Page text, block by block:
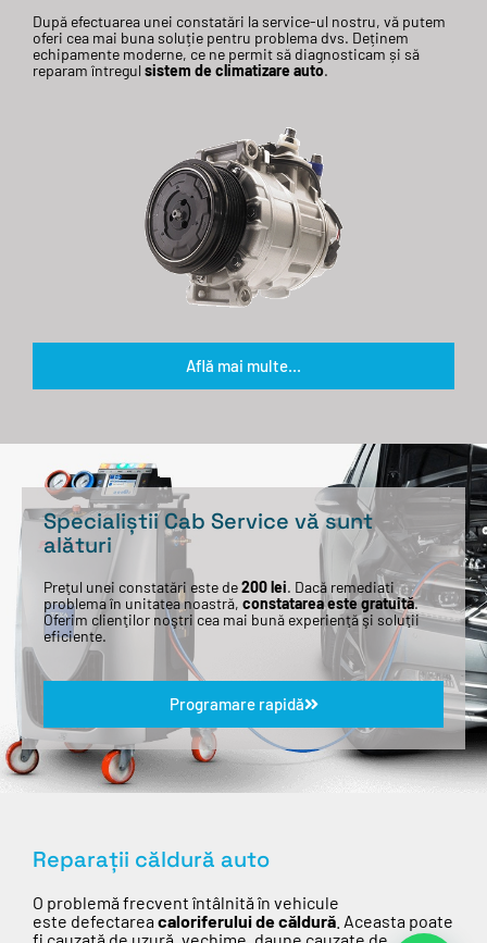
După efectuarea unei constatări laservice-ul nostru, vă putem
oferi cea mai bunasoluție pentru problema dvs. Deținem
echipamente moderne, ce ne permitsă diagnosticam și să
reparam întregul sistem de climatizare auto.
Află mai multe...
Specialiștii Cab Service vă sunt
alături
Preţul unei constatări este de200 lei. Dacă remediati
problema în unitatea noastră, constatarea este gratuită.
Oferim clienţilor noştri cea mai bună experienţă şi soluţii
eficiente.
Programare rapidă
Reparații căldură auto
O problemă frecventîntâlnită în vehicule
este defectarea caloriferului de căldură Aceasta poate